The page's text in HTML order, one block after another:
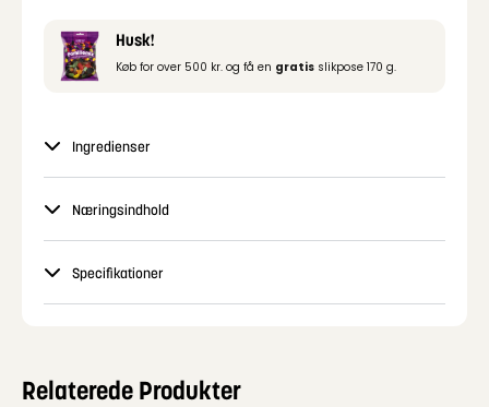
Husk!
Køb for over 500 kr. og få en gratis slikpose 170 g.
Ingredienser
Næringsindhold
Specifikationer
Relaterede Produkter